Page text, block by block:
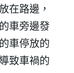
在路邊，
車旁邊發
車停放的
致車禍的